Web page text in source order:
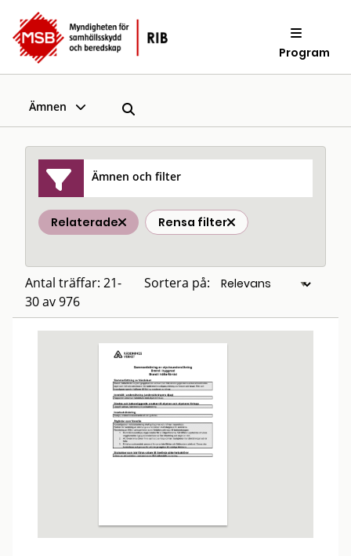
Program
Ämnen
Ämnen och filter
Relaterade Rensa filter
Antal träffar: 21-
30 av 976
Sortera på: